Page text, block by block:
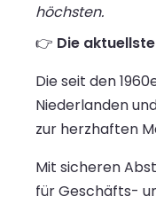
höchsten.
👉 Die
Die seit den
Niederlanden
zur herzhaften
Mit sicheren
für Geschäfts-